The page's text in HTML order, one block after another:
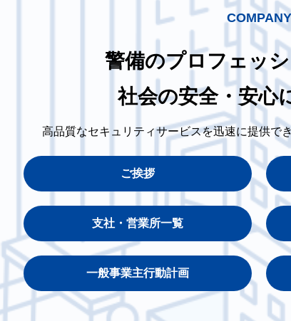
COMPANY
警備のプロフェッ
社会の安全・安心
高品質なセキュリティサービスを迅速に提供で
ご挨拶
支社・営業所一覧
一般事業主行動計画